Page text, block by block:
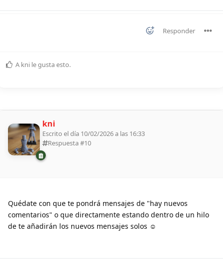
Responder
A kni le gusta esto.
kni
Escrito el día 10/02/2026 a las 16:33
Respuesta #10
Quédate con que te pondrá mensajes de "hay nuevos
comentarios" o que directamente estando dentro de un hilo
de te añadirán los nuevos mensajes solos ☺